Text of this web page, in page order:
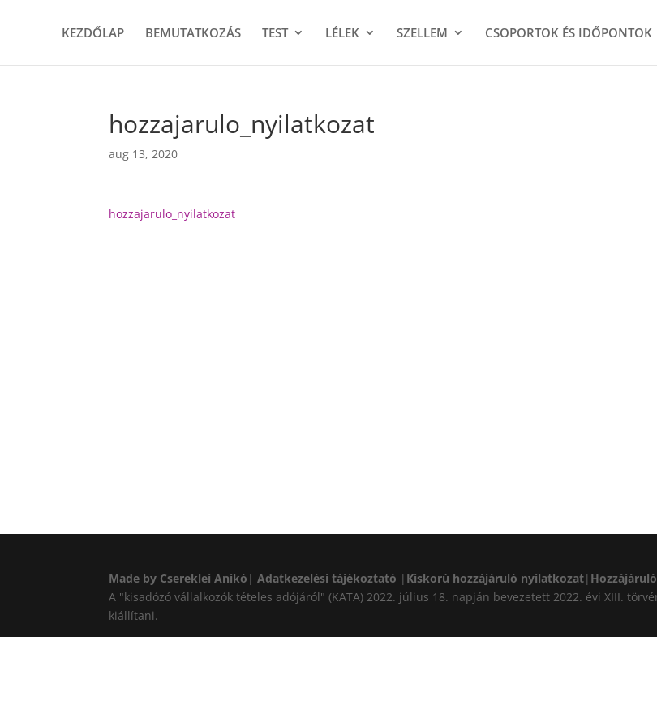
KEZDŐLAP BEMUTATKOZÁS TEST LÉLEK SZELLEM CSOPORTOK ÉS IDŐPONTOK
hozzajarulo_nyilatkozat
aug 13, 2020
hozzajarulo_nyilatkozat
Made by Csereklei Anikó |Adatkezelési tájékoztató | Kiskorú hozzájáruló nyilatkozat|
A "kisadózó vállalkozók tételes adójáról" (KATA) 2022. július 18. napján bevezetett 2022. évi XIII.
kiállítani.